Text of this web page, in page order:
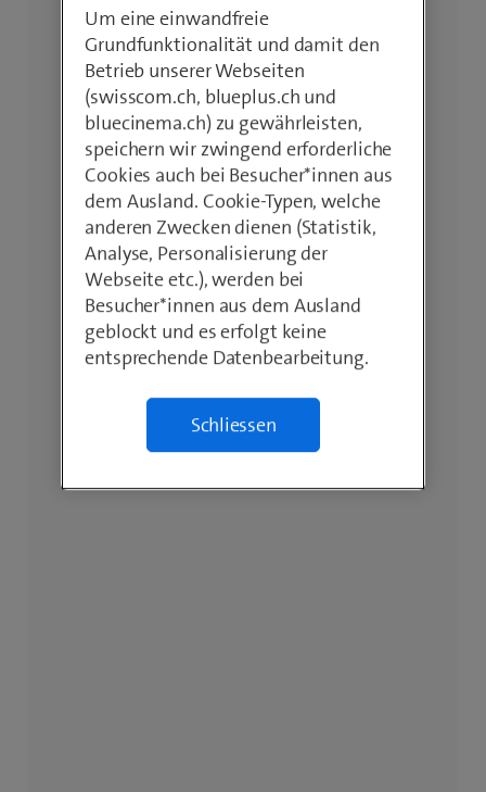
Um eine einwandfreie
Grundfunktionalität und damit den
Betrieb unserer Webseiten
(swisscom.ch, blueplus.ch und
bluecinema.ch) zu gewährleisten,
speichern wir zwingend erforderliche
Cookies auch bei Besucher*innen aus
dem Ausland. Cookie-Typen, welche
anderen Zwecken dienen (Statistik,
Analyse, Personalisierung der
Webseite etc.), werden bei
Besucher*innen aus dem Ausland
geblockt und es erfolgt keine
entsprechende Datenbearbeitung.
Schliessen